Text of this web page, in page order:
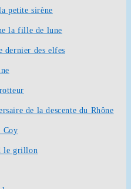
petite sirène
la fille de lune
dernier des elfes
de la descente du Rhône
Coy
le grillon